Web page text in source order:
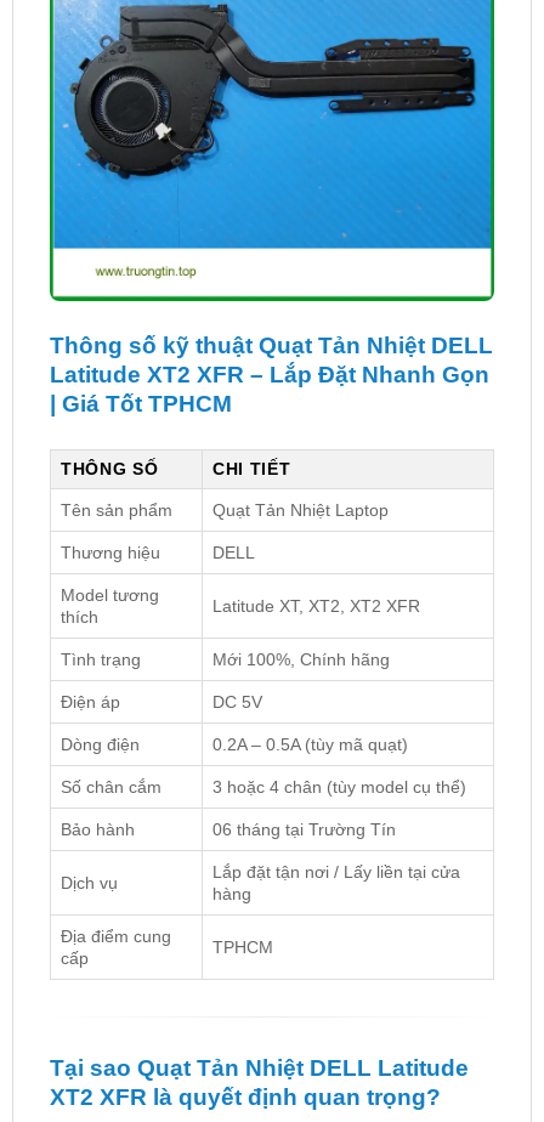
Thông số kỹ thuật Quạt Tản Nhiệt DELL
Latitude XT2 XFR – Lắp Đặt Nhanh Gọn
| Giá Tốt TPHCM
THÔNG SỐ CHI TIẾT
Tên sản phẩm Quạt Tản Nhiệt Laptop
Thương hiệu DELL
Model tương
thích
Latitude XT, XT2, XT2 XFR
Tình trạng Mới 100%, Chính hãng
Điện áp DC 5V
Dòng điện 0.2A – 0.5A (tùy mã quạt)
Số chân cắm 3 hoặc 4 chân (tùy model cụ thể)
Bảo hành 06 tháng tại Trường Tín
Dịch vụ
Lắp đặt tận nơi / Lấy liền tại cửa
hàng
Địa điểm cung
cấp
TPHCM
Tại sao Quạt Tản Nhiệt DELL Latitude
XT2 XFR là quyết định quan trọng?